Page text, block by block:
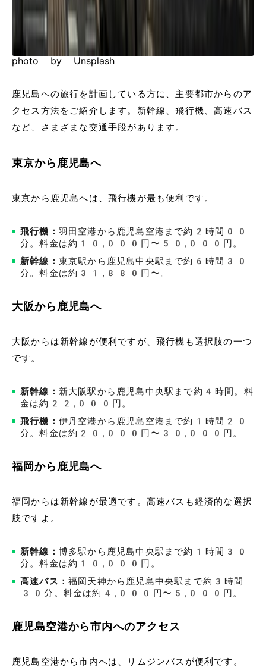
photo by Unsplash
鹿児島への旅行を計画している方に、主要都市からのア
クセス方法をご紹介します。新幹線、飛行機、高速バス
など、さまざまな交通手段があります。
東京から鹿児島へ
東京から鹿児島へは、飛行機が最も便利です。
飛行機： 羽田空港から鹿児島空港まで約2時間00
分。料金は約10,000円〜50,000円。
新幹線： 東京駅から鹿児島中央駅まで約6時間30
分。料金は約31,880円〜。
大阪から鹿児島へ
大阪からは新幹線が便利ですが、飛行機も選択肢の一つ
です。
新幹線： 新大阪駅から鹿児島中央駅まで約4時間。料
金は約22,000円。
飛行機： 伊丹空港から鹿児島空港まで約1時間20
分。料金は約20,000円〜30,000円。
福岡から鹿児島へ
福岡からは新幹線が最適です。高速バスも経済的な選択
肢ですよ。
新幹線： 博多駅から鹿児島中央駅まで約1時間30
分。料金は約10,000円。
高速バス： 福岡天神から鹿児島中央駅まで約3時間
30分。料金は約4,000円〜5,000円。
鹿児島空港から市内へのアクセス
鹿児島空港から市内へは、リムジンバスが便利です。